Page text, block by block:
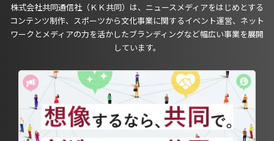
株式会社共同通信社（ＫＫ共同）は、ニュースメディアをはじめとする
コンテンツ制作、スポーツから文化事業に関するイベント運営、ネット
ワークとメディアの力を活かしたブランディングなど幅広い事業を展開
しています。